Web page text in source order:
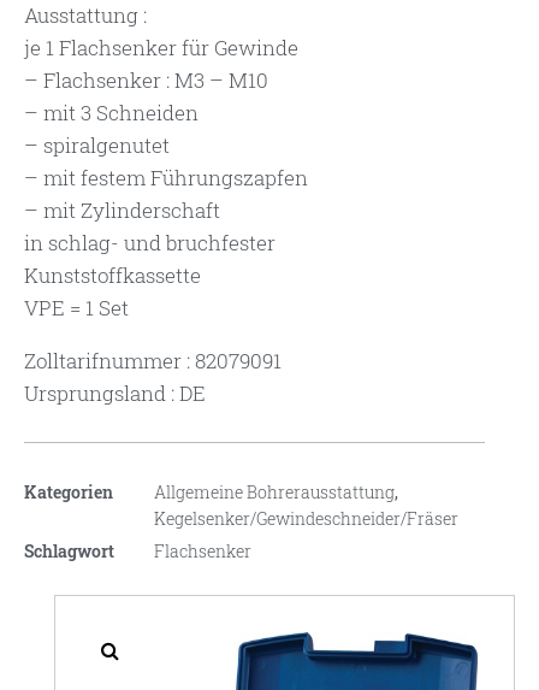
Ausstattung :
je 1 Flachsenker für Gewinde
– Flachsenker : M3 – M10
– mit 3 Schneiden
– spiralgenutet
– mit festem Führungszapfen
– mit Zylinderschaft
in schlag- und bruchfester
Kunststoffkassette
VPE = 1 Set
Zolltarifnummer : 82079091
Ursprungsland : DE
Kategorien Allgemeine Bohrerausstattung,
Kegelsenker/Gewindeschneider/Fräser
Schlagwort
Flachsenker